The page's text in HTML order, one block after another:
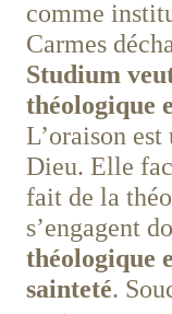
comme
Carmes
Studium
théologique
L’oraison
Dieu. Elle
fait de la
s’engagent
théologique
sainteté.